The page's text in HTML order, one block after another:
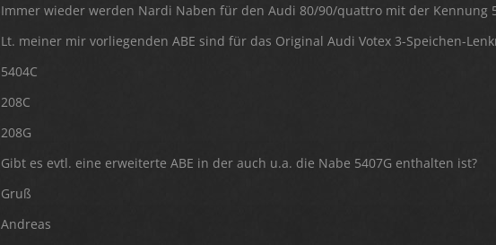
Immer wieder werden Nardi Naben für den Audi 80/90/quattro mit der Kennung
Lt. meiner mir vorliegenden ABE sind für das Original Audi Votex 3-Speichen-
5404C
208C
208G
Gibt es evtl. eine erweiterte ABE in der auch u.a. die Nabe 5407G enthalten ist?
Gruß
Andreas